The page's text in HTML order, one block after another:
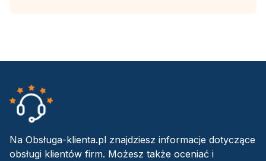
Na Obsługa-klienta.pl znajdziesz informacje dotyczące
obsługi klientów firm. Możesz także oceniać i